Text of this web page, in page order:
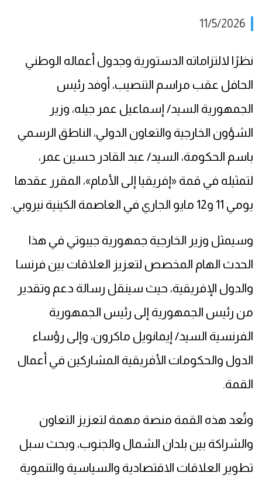
11/5/2026
نظرًا لالتزاماته الدستورية وجدول أعماله الوطني
الحافل عقب مراسم التنصيب، أوفد رئيس
الجمهورية السيد/ إسماعيل عمر جيله، وزير
الشؤون الخارجية والتعاون الدولي، الناطق الرسمي
باسم الحكومة، السيد/ عبد القادر حسين عمر،
لتمثيله في قمة «إفريقيا إلى الأمام»، المقرر عقدها
يومي 11 و12 مايو الجاري في العاصمة الكينية نيروبي.
وسيمثل وزير الخارجية جمهورية جيبوتي في هذا
الحدث الهام المخصص لتعزيز العلاقات بين فرنسا
والدول الإفريقية، حيث سينقل رسالة دعم وتقدير
من رئيس الجمهورية إلى رئيس الجمهورية
الفرنسية السيد/ إيمانويل ماكرون، وإلى رؤساء
الدول والحكومات الأفريقية المشاركين في أعمال
القمة.
وتُعد هذه القمة منصة مهمة لتعزيز التعاون
والشراكة بين بلدان الشمال والجنوب، وبحث سبل
تطوير العلاقات الاقتصادية والسياسية والتنموية